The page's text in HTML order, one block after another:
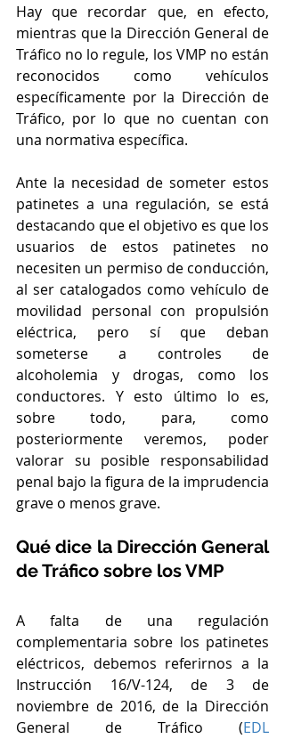
Hay que recordar que, en efecto,
mientras que la Dirección General de
Tráfico no lo regule, los VMP no están
reconocidos como vehículos
específicamente por la Dirección de
Tráfico, por lo que no cuentan con
una normativa específica.
Ante la necesidad de someter estos
patinetes a una regulación, se está
destacando que el objetivo es que los
usuarios de estos patinetes no
necesiten un permiso de conducción,
al ser catalogados como vehículo de
movilidad personal con propulsión
eléctrica, pero sí que deban
someterse a controles de
alcoholemia y drogas, como los
conductores. Y esto último lo es,
sobre todo, para, como
posteriormente veremos, poder
valorar su posible responsabilidad
penal bajo la figura de la imprudencia
grave o menos grave.
Qué dice la Dirección General
de Tráfico sobre los VMP
A falta de una regulación
complementaria sobre los patinetes
eléctricos, debemos referirnos a la
Instrucción 16/V-124, de 3 de
noviembre de 2016, de la Dirección
General de Tráfico (EDL